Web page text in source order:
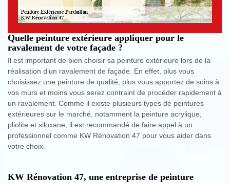
Quelle peinture extérieure appliquer pour le
ravalement de votre façade ?
Il est important de bien choisir sa peinture extérieure lors de la
réalisation d’un ravalement de façade. En effet, plus vous
choisissez une peinture de qualité, plus vous apportez de soins à
vos murs et moins vous serez contraint de procéder rapidement à
un ravalement. Comme il existe plusieurs types de peintures
extérieures sur le marché, notamment la peinture acrylique,
pliolite et siloxane, il est recommandé de faire appel à un
professionnel comme KW Rénovation 47 pour vous aider dans
votre choix.
KW Rénovation 47, une entreprise de peinture